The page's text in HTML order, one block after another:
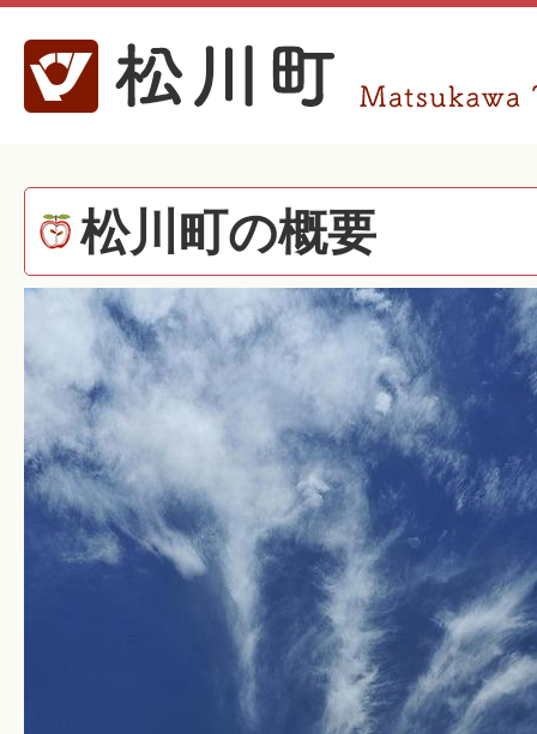
松川町の概要